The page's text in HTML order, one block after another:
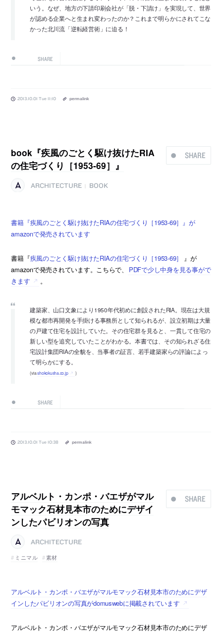
いう。なぜ、地方の下請印刷会社が「脱・下請け」を実現して、世界
が認める企業へと生まれ変わったのか？これまで明らかにされてこな
かった北川流「逆転経営術」に迫る！
SHARE
2013.10.01 Tue 11:10 permalink
SHARE
book『疾風のごとく駆け抜けたRIA
の住宅づくり［1953-69］』
ARCHITECTURE BOOK
書籍『疾風のごとく駆け抜けたRIAの住宅づくり［1953-69］』が
amazonで発売されています
書籍『疾風のごとく駆け抜けたRIAの住宅づくり［1953-69］
』が
amazonで発売されています。こちらで、
PDFで少し中身を見る事がで
きます
。
建築家、山口文象により1950年代初めに創設されたRIA。現在は大規
模な都市再開発を手掛ける事務所として知られるが、設立初期は大量
の戸建て住宅を設計していた。その住宅群を見ると、一貫して住宅の
新しい型を追究していたことがわかる。本書では、その知られざる住
宅設計集団RIAの全貌を、当事者の証言、若手建築家らの評論によっ
て明らかにする。
(viashokokusha.co.jp )
SHARE
2013.10.01 Tue 10:38 permalink
SHARE
アルベルト・カンポ・バエザがマル
モマック石材見本市のためにデザイ
ンしたパビリオンの写真
ARCHITECTURE
ミニマル
素材
アルベルト・カンポ・バエザがマルモマック石材見本市のためにデザ
インしたパビリオンの写真がdomuswebに掲載されています
アルベルト・カンポ・バエザがマルモマック石材見本市のためにデザ